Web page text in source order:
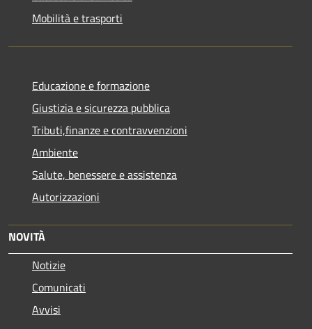
Mobilità e trasporti
Educazione e formazione
Giustizia e sicurezza pubblica
Tributi,finanze e contravvenzioni
Ambiente
Salute, benessere e assistenza
Autorizzazioni
NOVITÀ
Notizie
Comunicati
Avvisi